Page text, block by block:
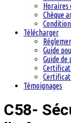
Horaires
Chèque
Télécharger
Guide
Guide
Certificat
Certificat
Témoignages
C58-